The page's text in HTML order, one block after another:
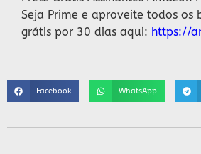
Seja Prime e aproveite todos os
grátis por 30 dias aqui: https://
Facebook WhatsApp